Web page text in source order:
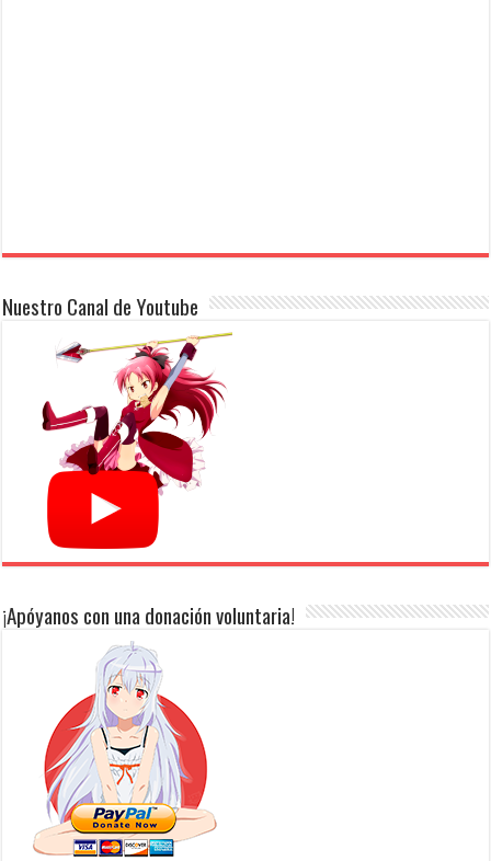
Nuestro Canal de Youtube
¡Apóyanos con una donación voluntaria!